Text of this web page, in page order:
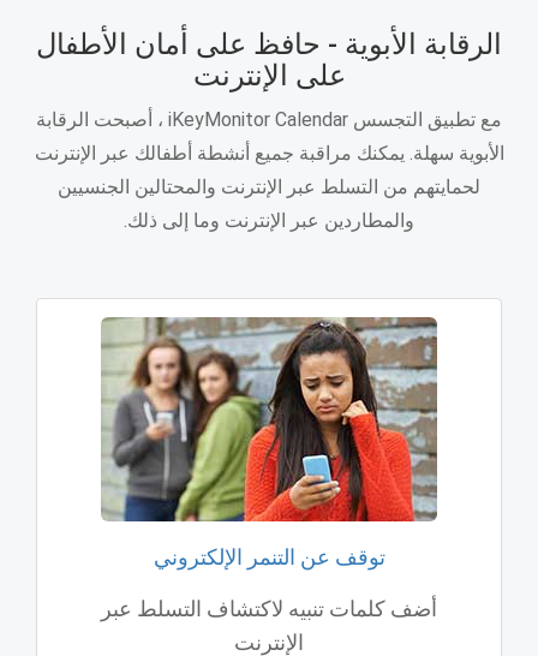
الرقابة الأبوية - حافظ على أمان الأطفال
على الإنترنت
مع تطبيق التجسس iKeyMonitor Calendar ، أصبحت الرقابة
الأبوية سهلة. يمكنك مراقبة جميع أنشطة أطفالك عبر الإنترنت
لحمايتهم من التسلط عبر الإنترنت والمحتالين الجنسيين
والمطاردين عبر الإنترنت وما إلى ذلك.
توقف عن التنمر الإلكتروني
أضف كلمات تنبيه لاكتشاف التسلط عبر
الإنترنت